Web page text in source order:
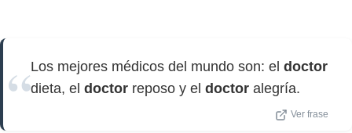
Los mejores médicos del mundo son: el doctor
dieta, el doctor reposo y el doctor alegría.
Ver frase